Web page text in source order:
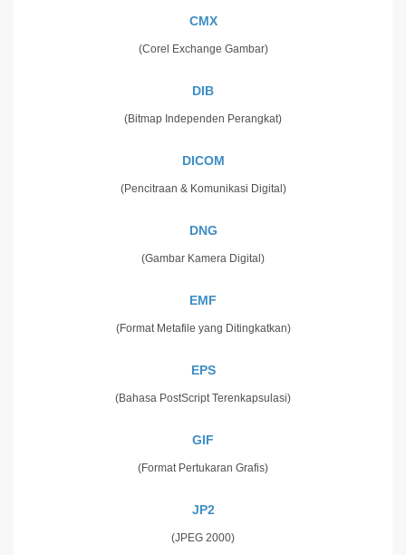
CMX
(Corel Exchange Gambar)
DIB
(Bitmap Independen Perangkat)
DICOM
(Pencitraan & Komunikasi Digital)
DNG
(Gambar Kamera Digital)
EMF
(Format Metafile yang Ditingkatkan)
EPS
(Bahasa PostScript Terenkapsulasi)
GIF
(Format Pertukaran Grafis)
JP2
(JPEG 2000)